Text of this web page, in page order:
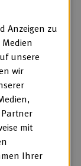
oder
Anzeigen zu
unsere
wir
mit
Ihrer